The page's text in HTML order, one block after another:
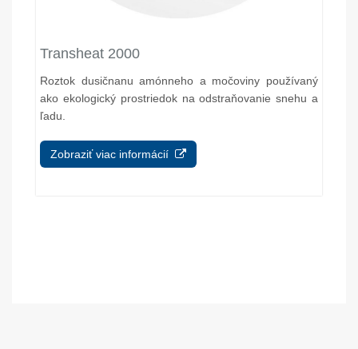
Transheat 2000
Roztok dusičnanu amónneho a močoviny používaný
ako ekologický prostriedok na odstraňovanie snehu a
ľadu.
Zobraziť viac informácií